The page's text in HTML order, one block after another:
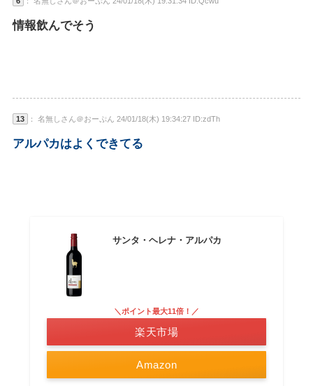
情報飲んでそう
13 ： 名無しさん＠おーぷん 24/01/18(木) 19:34:27 ID:zdTh
アルパカはよくできてる
サンタ・ヘレナ・アルパカ
Amazon
＼ポイント最大11倍！／
楽天市場